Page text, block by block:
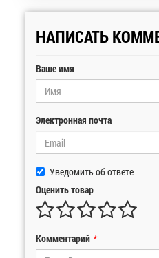
НАПИСАТЬ
Ваше имя
Электронная почта
Уведомить об ответе
Оценить товар
Комментарий *